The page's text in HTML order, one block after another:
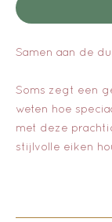
Samen aan de
Soms zegt een
weten hoe
met deze
stijlvolle eiken